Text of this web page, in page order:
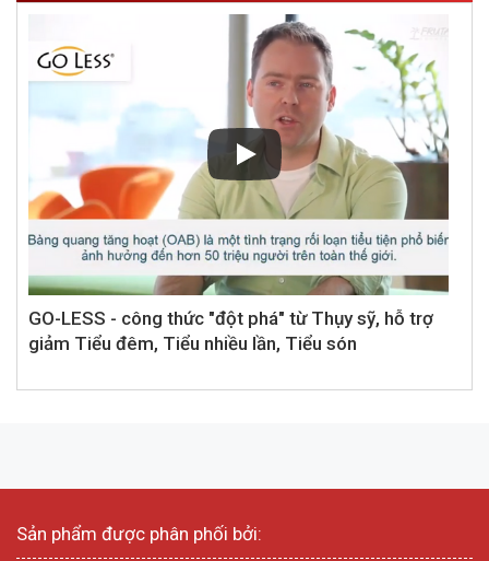
GO-LESS - công thức "đột phá" từ Thụy sỹ, hỗ trợ
giảm Tiểu đêm, Tiểu nhiều lần, Tiểu són
Sản phẩm được phân phối bởi: